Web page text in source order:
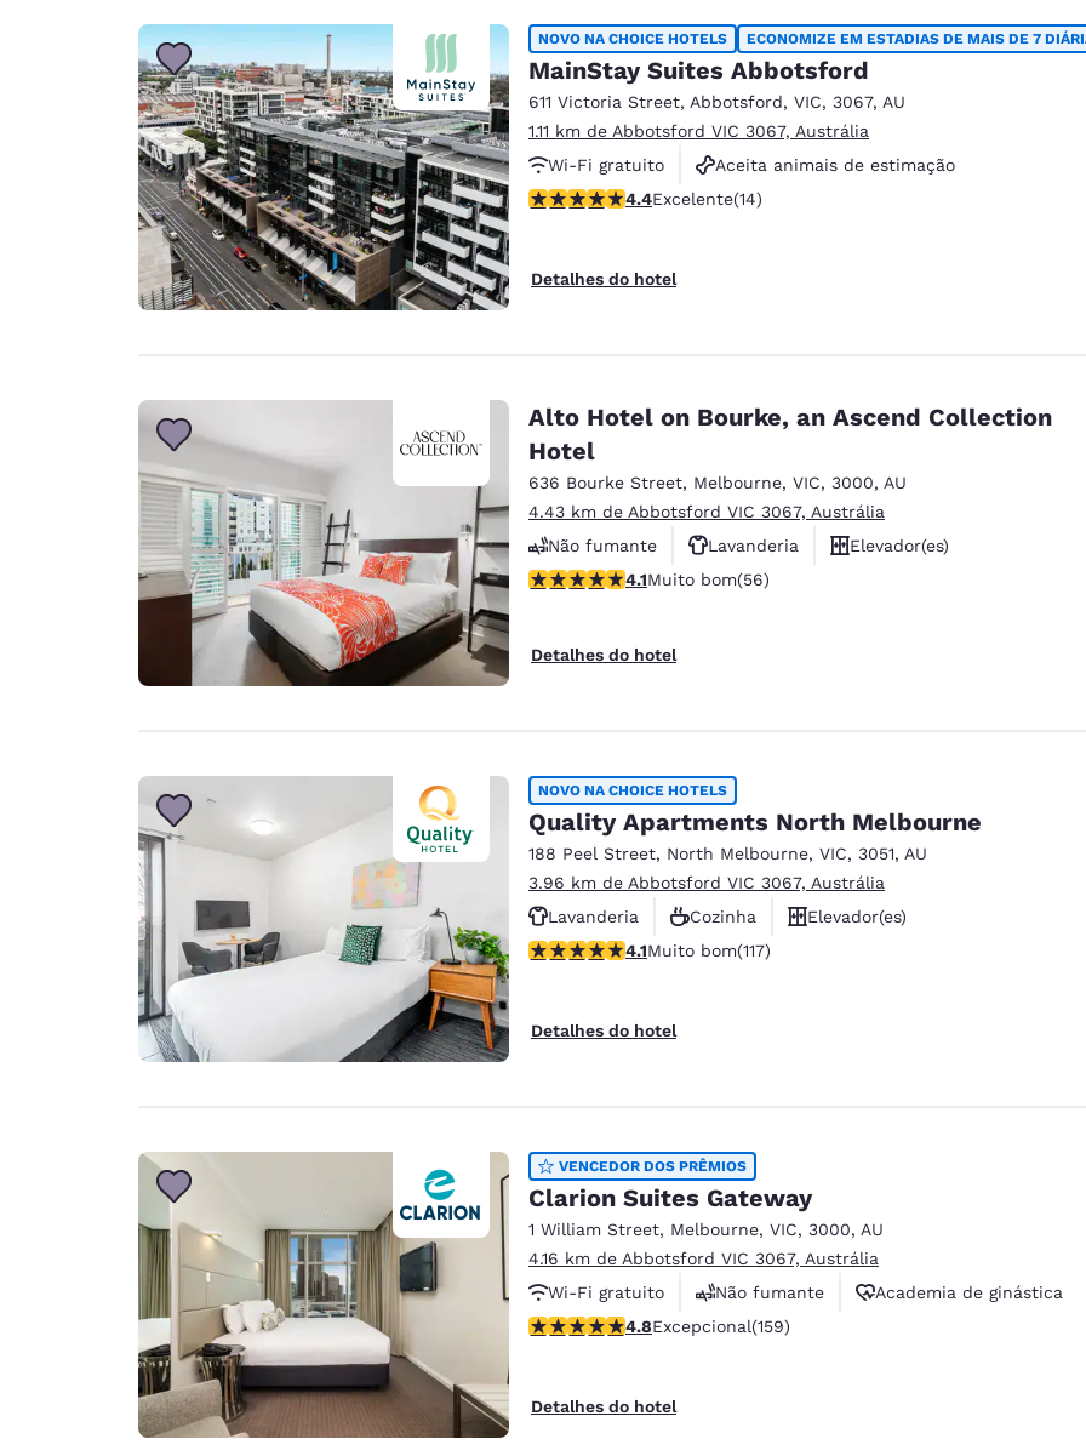
NOVO NA CHOICE HOTELS ECONOMIZE EM ESTADIAS DE MAIS DE 7
MainStay Suites Abbotsford
611 Victoria Street, Abbotsford, VIC, 3067, AU
1.11 km de Abbotsford VIC 3067, Austrália
Wi-Fi gratuito
Aceita animais de estimação
Academia de ginástica
classificação 4.43 estrelas. Excelente. 14 avaliações
4.4Excelente(14)
Detalhes do hotel
Alto Hotel on Bourke, an Ascend Collection
Hotel
636 Bourke Street, Melbourne, VIC, 3000, AU
4.43 km de Abbotsford VIC 3067, Austrália
Não fumante
Lavanderia
Elevador(es)
classificação 4.09 estrelas. Muito bom. 56 avaliações
4.1Muito bom(56)
Detalhes do hotel
NOVO NA CHOICE HOTELS
Quality Apartments North Melbourne
188 Peel Street, North Melbourne, VIC, 3051, AU
3.96 km de Abbotsford VIC 3067, Austrália
Lavanderia
Cozinha
Elevador(es)
classificação 4.09 estrelas. Muito bom. 117 avaliações
4.1Muito bom(117)
Detalhes do hotel
VENCEDOR DOS PRÊMIOS
Clarion Suites Gateway
1 William Street, Melbourne, VIC, 3000, AU
4.16 km de Abbotsford VIC 3067, Austrália
Wi-Fi gratuito
Não fumante
Academia de ginástica
classificação 4.75 estrelas. Excepcional. 159 avaliações
4.8Excepcional(159)
Detalhes do hotel